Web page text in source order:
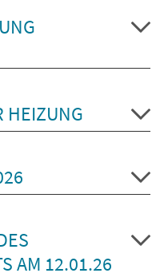
HEIZUNG
AM 12.01.26